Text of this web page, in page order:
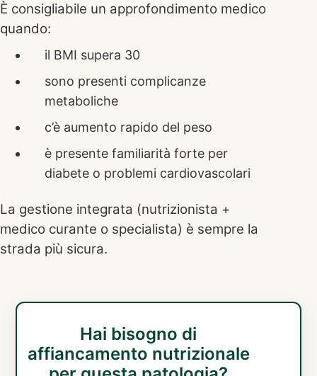
È consigliabile un approfondimento medico
quando:
il BMI supera 30
sono presenti complicanze
metaboliche
c’è aumento rapido del peso
è presente familiarità forte per
diabete o problemi cardiovascolari
La gestione integrata (nutrizionista +
medico curante o specialista) è sempre la
strada più sicura.
Hai bisogno di
affiancamento nutrizionale